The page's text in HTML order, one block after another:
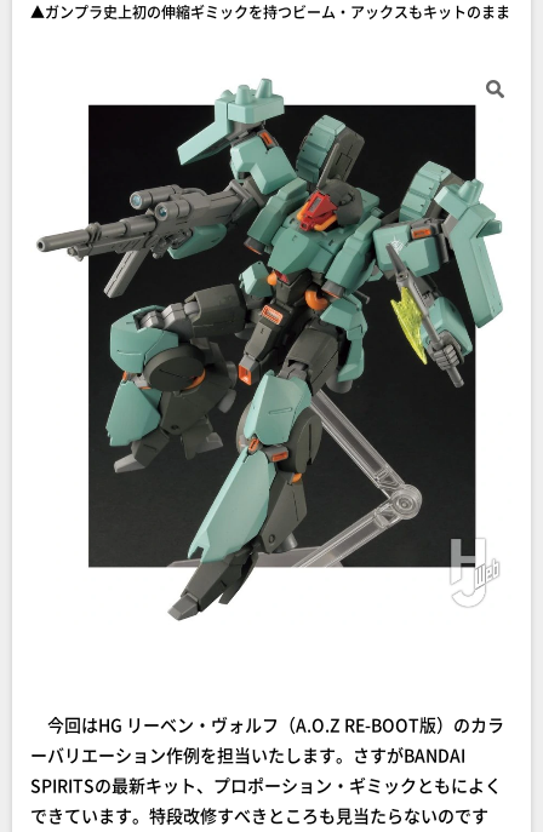
▲ガンプラ史上初の伸縮ギミックを持つビーム・アックスもキットのまま
今回はHG リーベン・ヴォルフ（A.O.Z RE-BOOT版）のカラ
ーバリエーション作例を担当いたします。さすがBANDAI
SPIRITSの最新キット、プロポーション・ギミックともによく
できています。特段改修すべきところも見当たらないのです